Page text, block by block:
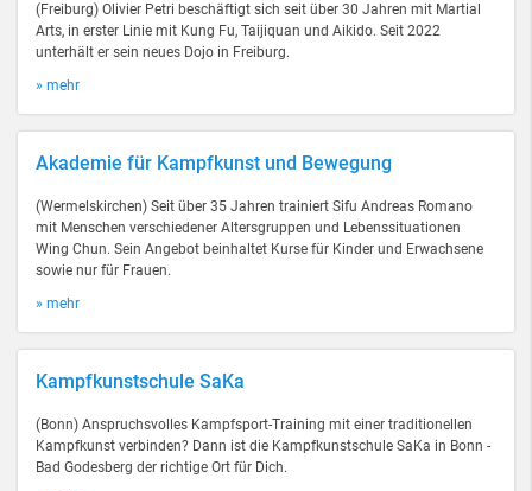
(Freiburg) Olivier Petri beschäftigt sich seit über 30 Jahren mit Martial
Arts, in erster Linie mit Kung Fu, Taijiquan und Aikido. Seit 2022
unterhält er sein neues Dojo in Freiburg.
» mehr
Akademie für Kampfkunst und Bewegung
(Wermelskirchen) Seit über 35 Jahren trainiert Sifu Andreas Romano
mit Menschen verschiedener Altersgruppen und Lebenssituationen
Wing Chun. Sein Angebot beinhaltet Kurse für Kinder und Erwachsene
sowie nur für Frauen.
» mehr
Kampfkunstschule SaKa
(Bonn) Anspruchsvolles Kampfsport-Training mit einer traditionellen
Kampfkunst verbinden? Dann ist die Kampfkunstschule SaKa in Bonn -
Bad Godesberg der richtige Ort für Dich.